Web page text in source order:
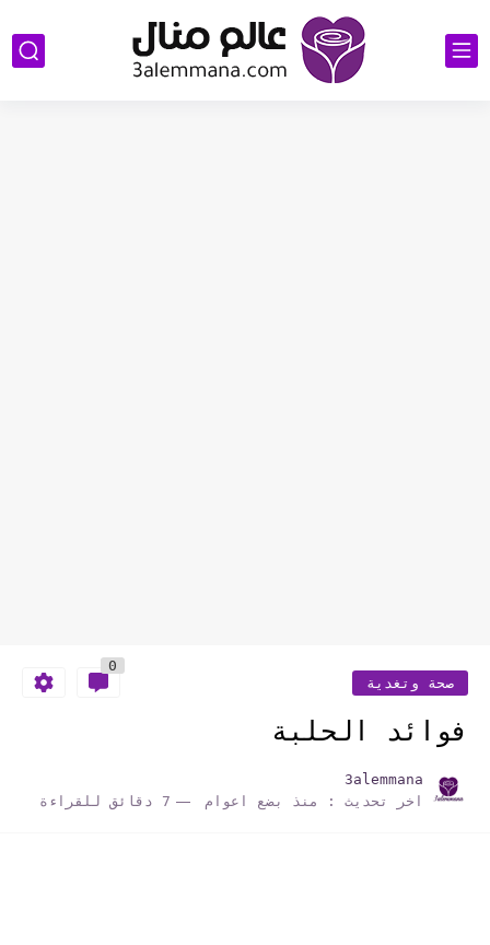
صحة وتغدية
0
فوائد الحلبة
3alemmana
اخر تحديث :
منذ بضع اعوام 7 دقائق للقراءة